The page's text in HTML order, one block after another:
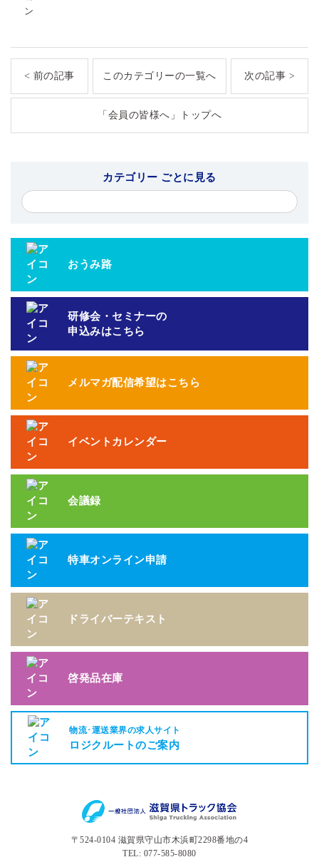
< 前の記事 このカテゴリーの一覧へ 次の記事 >
「会員の皆様へ」トップへ
カテゴリー ごとに見る
おうみ路
研修会・セミナーの
申込みはこちら
メルマガ配信希望はこちら
イベントカレンダー
会議録
特車オンライン申請
ドライバーテキスト
啓発品在庫
物流･運送業界の求人サイト
ロジクルートのご案内
〒524-0104 滋賀県守山市木浜町2298番地の4
TEL: 077-585-8080